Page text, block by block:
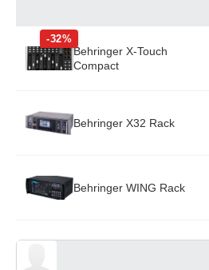
-32%
Behringer X-Touch
Compact
Behringer X32 Rack
Behringer WING Rack